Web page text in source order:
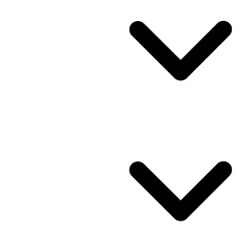
Powered by chaterimo